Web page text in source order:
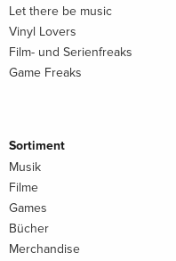
Let there be music
Vinyl Lovers
Film- und Serienfreaks
Game Freaks
Sortiment
Musik
Filme
Games
Bücher
Merchandise